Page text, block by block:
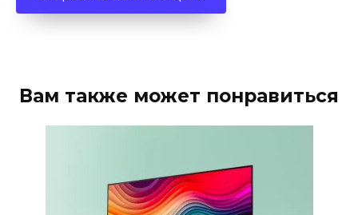
Вам также может понравиться